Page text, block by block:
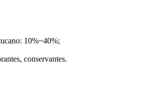
10%~40%;
conservantes.